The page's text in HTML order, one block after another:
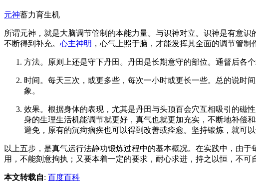
元神蓄力育生机
所谓元神，就是大脑调节管制的本能力量。与识神对立。识神是有意
不断得到补充。 心主神明 ，心气上照于脑，才能发挥其全面的调节管制
方法。原则上还是守下丹田。丹田是长期意守的部位。通督后各
时间。每天三次，或更多些，每次一小时或更长一些。总的说时
象。
效果。根据身体的表现，尤其是丹田与头顶百会穴互相吸引的磁
身的生理生活机能调节就更好，真气也就更加充实，不断地补偿
避免，原有的沉疴痼疾也可以得到改善或痊愈。坚持锻炼，就可
以上五步，是真气运行法静功锻炼过程中的基本概况。在实践中，由
用，不能刻意拘执；又要本着一定的要求，耐心求进，持之以恒，不可
本文转载自: 百度百科